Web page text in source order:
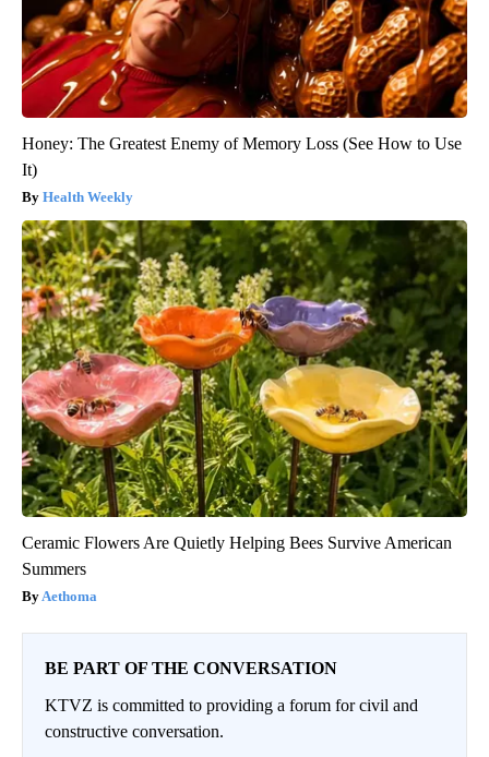
Honey: The Greatest Enemy of Memory Loss (See How to Use
It)
Health Weekly
Ceramic Flowers Are Quietly Helping Bees Survive American
Summers
Aethoma
BE PART OF THE CONVERSATION
KTVZ is committed to providing a forum for civil and
constructive conversation.